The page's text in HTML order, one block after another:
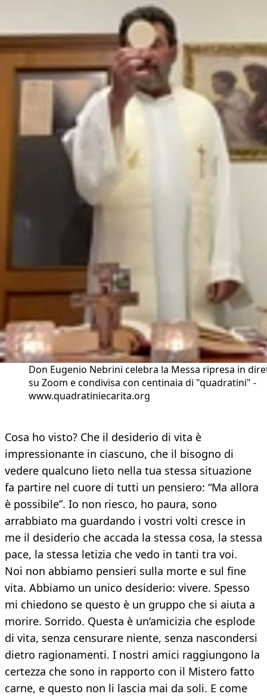
Don Eugenio Nebrini celebra la Messa ripresa in
su Zoom e condivisa con centinaia di "quadratini" -
www.quadratiniecarita.org
Cosa ho visto? Che il desiderio di vita è
impressionante in ciascuno, che il bisogno di
vedere qualcuno lieto nella tua stessa situazione
fa partire nel cuore di tutti un pensiero: “Ma allora
è possibile”. Io non riesco, ho paura, sono
arrabbiato ma guardando i vostri volti cresce in
me il desiderio che accada la stessa cosa, la stessa
pace, la stessa letizia che vedo in tanti tra voi.
Noi non abbiamo pensieri sulla morte e sul fine
vita. Abbiamo un unico desiderio: vivere. Spesso
mi chiedono se questo è un gruppo che si aiuta a
morire. Sorrido. Questa è un’amicizia che esplode
di vita, senza censurare niente, senza nascondersi
dietro ragionamenti. I nostri amici raggiungono la
certezza che sono in rapporto con il Mistero fatto
carne, e questo non li lascia mai da soli. E come